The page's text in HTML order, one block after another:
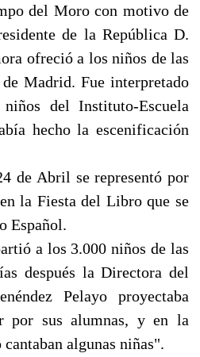
del Moro con motivo de
de la República D.
ofreció a los niños de las
Madrid. Fue interpretado
del Instituto-Escuela
hecho la escenificación
de Abril se representó por
la Fiesta del Libro que se
Español.
a los 3.000 niños de las
después la Directora del
Pelayo proyectaba
por sus alumnas, y en la
algunas niñas".